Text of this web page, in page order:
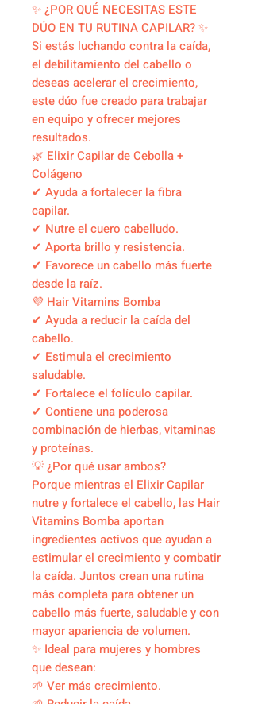
✨ ¿POR QUÉ NECESITAS ESTE
DÚO EN TU RUTINA CAPILAR? ✨
Si estás luchando contra la caída,
el debilitamiento del cabello o
deseas acelerar el crecimiento,
este dúo fue creado para trabajar
en equipo y ofrecer mejores
resultados.
🌿 Elixir Capilar de Cebolla +
Colágeno
✔ Ayuda a fortalecer la fibra
capilar.
✔ Nutre el cuero cabelludo.
✔ Aporta brillo y resistencia.
✔ Favorece un cabello más fuerte
desde la raíz.
💜 Hair Vitamins Bomba
✔ Ayuda a reducir la caída del
cabello.
✔ Estimula el crecimiento
saludable.
✔ Fortalece el folículo capilar.
✔ Contiene una poderosa
combinación de hierbas, vitaminas
y proteínas.
💡 ¿Por qué usar ambos?
Porque mientras el Elixir Capilar
nutre y fortalece el cabello, las Hair
Vitamins Bomba aportan
ingredientes activos que ayudan a
estimular el crecimiento y combatir
la caída. Juntos crean una rutina
más completa para obtener un
cabello más fuerte, saludable y con
mayor apariencia de volumen.
✨ Ideal para mujeres y hombres
que desean:
🌱 Ver más crecimiento.